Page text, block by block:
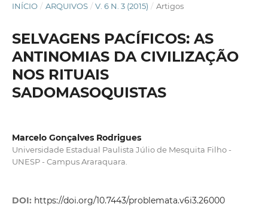
INÍCIO / ARQUIVOS / V. 6 N. 3 (2015) / Artigos
SELVAGENS PACÍFICOS: AS
ANTINOMIAS DA CIVILIZAÇÃO
NOS RITUAIS
SADOMASOQUISTAS
Marcelo Gonçalves Rodrigues
Universidade Estadual Paulista Júlio de Mesquita Filho -
UNESP - Campus Araraquara.
DOI: https://doi.org/10.7443/problemata.v6i3.26000